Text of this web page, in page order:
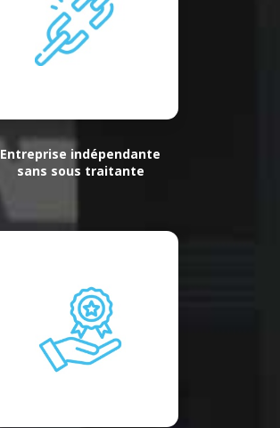
Entreprise indépendante
sans sous traitante